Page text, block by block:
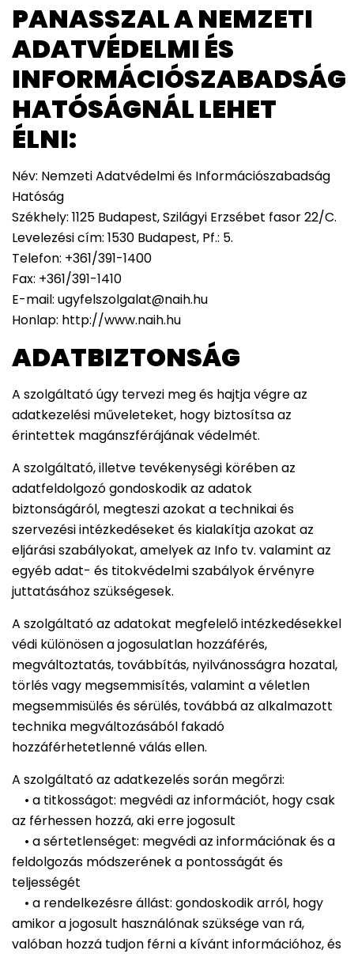
PANASSZAL A NEMZETI
ADATVÉDELMI ÉS
INFORMÁCIÓSZABADSÁG
HATÓSÁGNÁL LEHET
ÉLNI:
Név: Nemzeti Adatvédelmi és Információszabadság
Hatóság
Székhely: 1125 Budapest, Szilágyi Erzsébet fasor 22/C.
Levelezési cím: 1530 Budapest, Pf.: 5.
Telefon: +361/391-1400
Fax: +361/391-1410
E-mail: ugyfelszolgalat@naih.hu
Honlap: http://www.naih.hu
ADATBIZTONSÁG
A szolgáltató úgy tervezi meg és hajtja végre az
adatkezelési műveleteket, hogy biztosítsa az
érintettek magánszférájának védelmét.
A szolgáltató, illetve tevékenységi körében az
adatfeldolgozó gondoskodik az adatok
biztonságáról, megteszi azokat a technikai és
szervezési intézkedéseket és kialakítja azokat az
eljárási szabályokat, amelyek az Info tv. valamint az
egyéb adat- és titokvédelmi szabályok érvényre
juttatásához szükségesek.
A szolgáltató az adatokat megfelelő intézkedésekkel
védi különösen a jogosulatlan hozzáférés,
megváltoztatás, továbbítás, nyilvánosságra hozatal,
törlés vagy megsemmisítés, valamint a véletlen
megsemmisülés és sérülés, továbbá az alkalmazott
technika megváltozásából fakadó
hozzáférhetetlenné válás ellen.
A szolgáltató az adatkezelés során megőrzi:
• a titkosságot: megvédi az információt, hogy csak
az férhessen hozzá, aki erre jogosult
• a sértetlenséget: megvédi az információnak és a
feldolgozás módszerének a pontosságát és
teljességét
• a rendelkezésre állást: gondoskodik arról, hogy
amikor a jogosult használónak szüksége van rá,
valóban hozzá tudjon férni a kívánt információhoz, és